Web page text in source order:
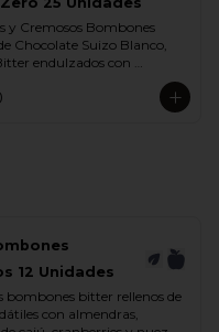
y Cremosos Bombones
Chocolate Suizo Blanco,
endulzados con
12 Unidades
bombones bitter rellenos de
con almendras,